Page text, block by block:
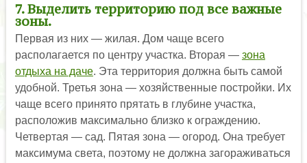
7. Выделить территорию под все важные
зоны.
Первая из них — жилая. Дом чаще всего
располагается по центру участка. Вторая — зона
отдыха на даче. Эта территория должна быть самой
удобной. Третья зона — хозяйственные постройки. Их
чаще всего принято прятать в глубине участка,
расположив максимально близко к ограждению.
Четвертая — сад. Пятая зона — огород. Она требует
максимума света, поэтому не должна загораживаться